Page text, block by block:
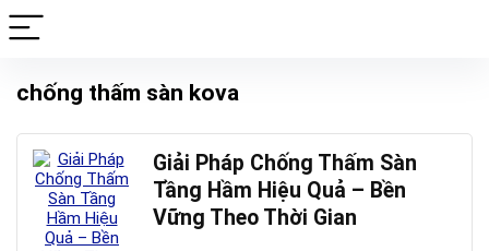
chống thấm sàn kova
Giải Pháp Chống Thấm Sàn
Tầng Hầm Hiệu Quả – Bền
Vững Theo Thời Gian